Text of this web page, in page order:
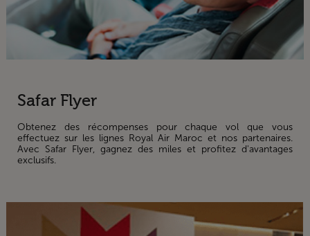
Safar Flyer
Obtenez des récompenses pour chaque vol que vous
effectuez sur les lignes Royal Air Maroc et nos partenaires.
Avec Safar Flyer, gagnez des miles et profitez d'avantages
exclusifs.